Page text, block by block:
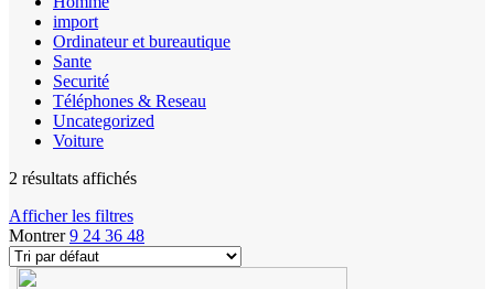
import
Ordinateur et bureautique
Sante
Securité
Téléphones & Reseau
Uncategorized
Voiture
2 résultats affichés
Afficher les filtres
Montrer9 24 36 48